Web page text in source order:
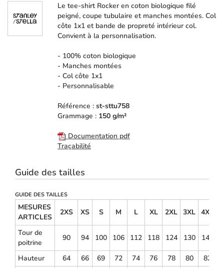
Le tee-shirt Rocker en coton biologique filé
peigné, coupe tubulaire et manches montées. Col
côte 1x1 et bande de propreté intérieur col.
Convient à la personnalisation.
- 100% coton biologique
- Manches montées
- Col côte 1x1
- Personnalisable
Référence : st-sttu758
Grammage : 150 g/m²
Documentation pdf
Traçabilité
Guide des tailles
GUIDE DES TAILLES
MESURES
ARTICLES
2XS XS S M L XL 2XL 3XL 4XL
Tour de
poitrine
90 94 100 106 112 118 124 130 140
Hauteur 64 66 69 72 74 76 78 80 82